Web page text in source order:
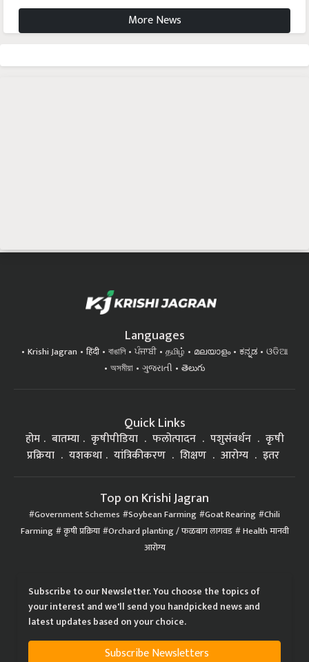
More News
Languages
Krishi Jagran हिंदी বাঙালি ਪੰਜਾਬੀ தமிழ் മലയാളം ಕನ್ನಡ
ଓଡିଆ
অসমীয়া
ગુજરાતી తెలుగు
Quick Links
होम बातम्या कृषीपीडिया फलोत्पादन पशुसंवर्धन
कृषी
प्रक्रिया
यशकथा यांत्रिकीकरण शिक्षण आरोग्य इतर
Top on Krishi Jagran
Government Schemes Soybean Farming Goat Rearing Chili
Farming कृषी प्रक्रिया Orchard planting / फळबाग लागवड Health मानवी
आरोग्य
Subscribe to our Newsletter. You choose the topics of
your interest and we'll send you handpicked news and
latest updates based on your choice.
Subscribe Newsletters